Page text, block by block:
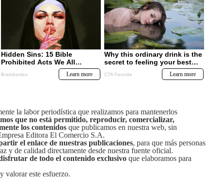
la labor periodística que realizamos para mantenerlos
que no está permitido, reproducir, comercializar,
los contenidos que publicamos en nuestra web, sin
Editora El Comercio S.A.
el enlace de nuestras publicaciones, para que más personas
y de calidad directamente desde nuestra fuente oficial.
de todo el contenido exclusivo que elaboramos para
valorar este esfuerzo.